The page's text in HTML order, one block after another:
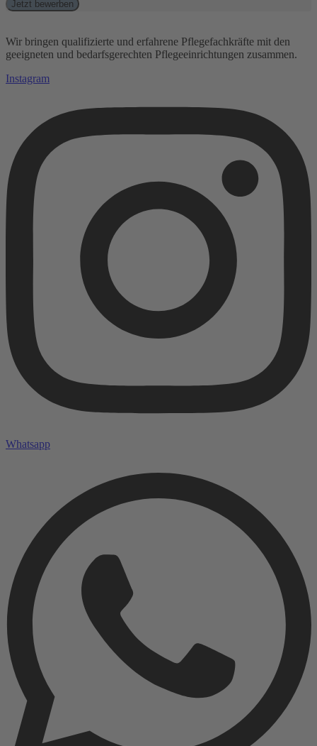
Jetzt bewerben
Wir bringen qualifizierte und erfahrene Pflegefachkräfte mit den
geeigneten und bedarfsgerechten Pflegeeinrichtungen zusammen.
Instagram
Whatsapp